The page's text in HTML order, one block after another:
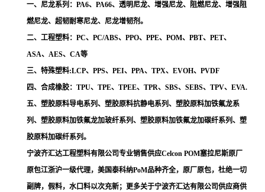
一、尼龙系列：PA6、PA66、透明尼龙、增强尼龙、阻燃尼龙、增强阻
燃尼龙、超韧耐寒尼龙、尼龙增韧剂。
二、工程塑料：PC、PC/ABS、PPO、PPE、POM、PBT、PET、
ASA、AES、CA等
三、特殊塑料:LCP、PPS、PEI、PPA、TPX、EVOH、PVDF
四、合成橡胶：TPU、TPE、TPEE、TPR、SBS、SEBS、TPV、EVA.
五、塑胶原料导电系列、塑胶原料抗静电系列、塑胶原料加铁氟龙系
列、塑胶原料加铁氟龙加玻纤系列、塑胶原料加铁氟龙加碳纤系列、塑
胶原料加碳纤系列。
宁波齐汇达工程塑料有限公司专业销售供应Celcon POM塞拉尼斯原厂
原包江浙沪一级代理，美国泰科纳PoM品种齐全，原厂原包，杜绝一切
副牌，假料，水口料以次充新；更多关于宁波齐汇达有限公司供应商供